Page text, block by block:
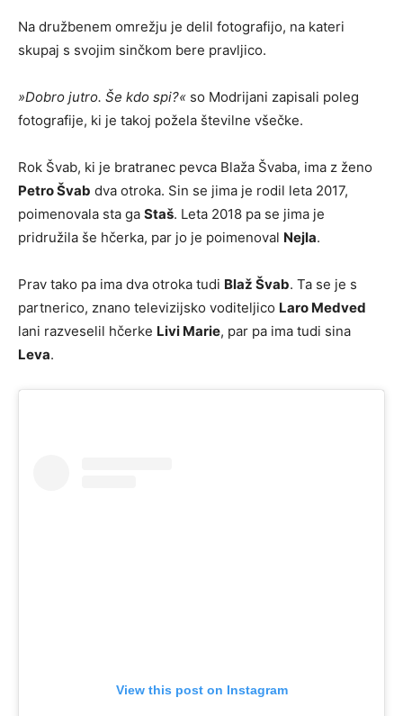
Na družbenem omrežju je delil fotografijo, na kateri
skupaj s svojim sinčkom bere pravljico.
»Dobro jutro. Še kdo spi?« so Modrijani zapisali poleg
fotografije, ki je takoj požela številne všečke.
Rok Švab, ki je bratranec pevca Blaža Švaba, ima z ženo
Petro Švab dva otroka. Sin se jima je rodil leta 2017,
poimenovala sta ga Staš. Leta 2018 pa se jima je
pridružila še hčerka, par jo je poimenoval Nejla.
Prav tako pa ima dva otroka tudi Blaž Švab. Ta se je s
partnerico, znano televizijsko voditeljico Laro Medved
lani razveselil hčerke Livi Marie, par pa ima tudi sina
Leva.
View this post on Instagram